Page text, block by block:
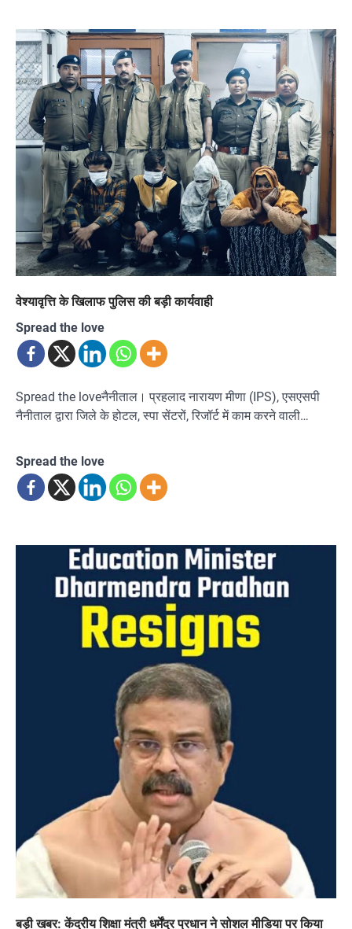
वेश्यावृत्ति के खिलाफ पुलिस की बड़ी कार्यवाही
Spread the love
Spread the loveनैनीताल। प्रहलाद नारायण मीणा (IPS), एसएसपी
नैनीताल द्वारा जिले के होटल, स्पा सेंटरों, रिजॉर्ट में काम करने वाली…
Spread the love
बड़ी खबर: केंद्रीय शिक्षा मंत्री धर्मेंद्र प्रधान ने सोशल मीडिया पर किया